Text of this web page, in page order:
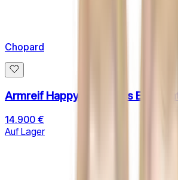
Chopard
Armreif Happy Diamonds Elephant
14.900 €
Auf Lager